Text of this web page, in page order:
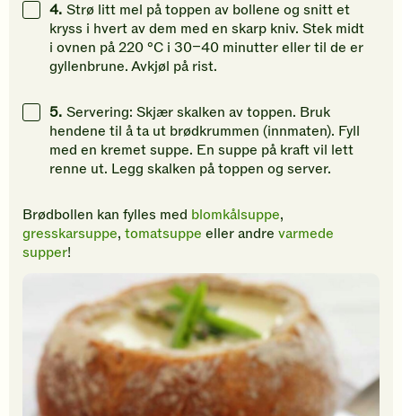
4. Strø litt mel på toppen av bollene og snitt et
kryss i hvert av dem med en skarp kniv. Stek midt
i ovnen på 220 °C i 30–40 minutter eller til de er
gyllenbrune. Avkjøl på rist.
5. Servering: Skjær skalken av toppen. Bruk
hendene til å ta ut brødkrummen (innmaten). Fyll
med en kremet suppe. En suppe på kraft vil lett
renne ut. Legg skalken på toppen og server.
Brødbollen kan fylles med blomkålsuppe,
gresskarsuppe, tomatsuppe eller andre varmede
supper!